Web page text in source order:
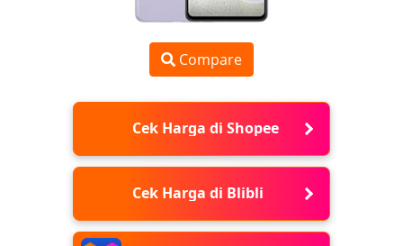
Compare
Cek Harga di Shopee
Cek Harga di Blibli